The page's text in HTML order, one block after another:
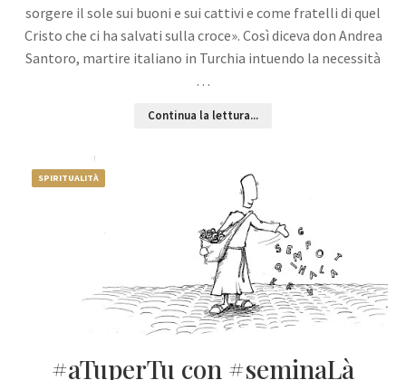
sorgere il sole sui buoni e sui cattivi e come fratelli di quel
Cristo che ci ha salvati sulla croce». Così diceva don Andrea
Santoro, martire italiano in Turchia intuendo la necessità
…
Continua la lettura...
SPIRITUALITÀ
#aTuperTu con #seminaLà